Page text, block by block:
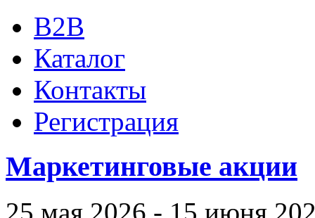
B2B
Каталог
Контакты
Регистрация
Маркетинговые акции